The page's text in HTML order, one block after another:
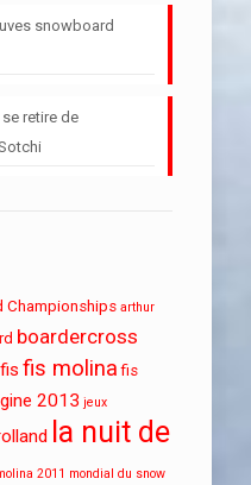
snowboard
retire de
Championships arthur
boardercross
fis fis molina fis
2013 jeux
la nuit de
2011 mondial du snow